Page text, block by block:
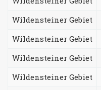
Wildensteiner Gebiet
Wildensteiner Gebiet
Wildensteiner Gebiet
Wildensteiner Gebiet